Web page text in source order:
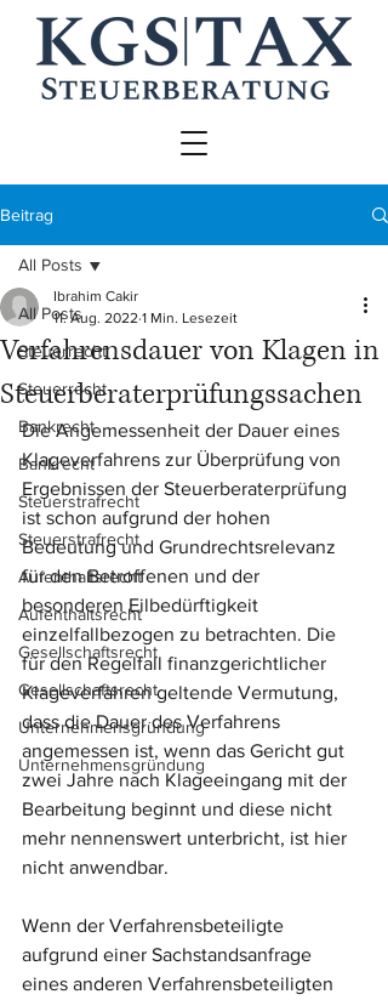
Beitrag
All Posts
Steuerrecht
Steuerrecht
Bankrecht
Bankrecht
Steuerstrafrecht
Steuerstrafrecht
Aufenthaltsrecht
Aufenthaltsrecht
Gesellschaftsrecht
Gesellschaftsrecht
Unternehmensgründung
Unternehmensgründung
All Posts
Verfahrensdauer von Klagen in
Steuerberaterprüfungssachen
Ibrahim Cakir
11. Aug. 2022 1 Min. Lesezeit
Die Angemessenheit der Dauer eines
Klageverfahrens zur Überprüfung von
Ergebnissen der Steuerberaterprüfung
ist schon aufgrund der hohen
Bedeutung und Grundrechtsrelevanz
für den Betroffenen und der
besonderen Eilbedürftigkeit
einzelfallbezogen zu betrachten. Die
für den Regelfall finanzgerichtlicher
Klageverfahren geltende Vermutung,
dass die Dauer des Verfahrens
angemessen ist, wenn das Gericht gut
zwei Jahre nach Klageeingang mit der
Bearbeitung beginnt und diese nicht
mehr nennenswert unterbricht, ist hier
nicht anwendbar.
Wenn der Verfahrensbeteiligte
aufgrund einer Sachstandsanfrage
eines anderen Verfahrensbeteiligten